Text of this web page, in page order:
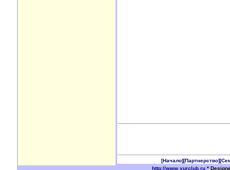
[Начало][Партнерство]
http://www.yurclub.ru *